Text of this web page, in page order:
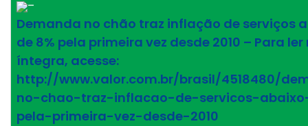
–
Demanda no chão traz inflação de serviços
de 8% pela primeira vez desde 2010 – Para ler
íntegra, acesse:
http://www.valor.com.br/brasil/4518480/
no-chao-traz-inflacao-de-servicos-
pela-primeira-vez-desde-2010